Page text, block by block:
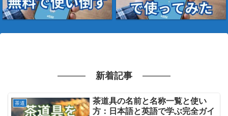
新着記事
茶道
茶道具の名前と名称一覧と使い
方：日本語と英語で学ぶ完全ガイ